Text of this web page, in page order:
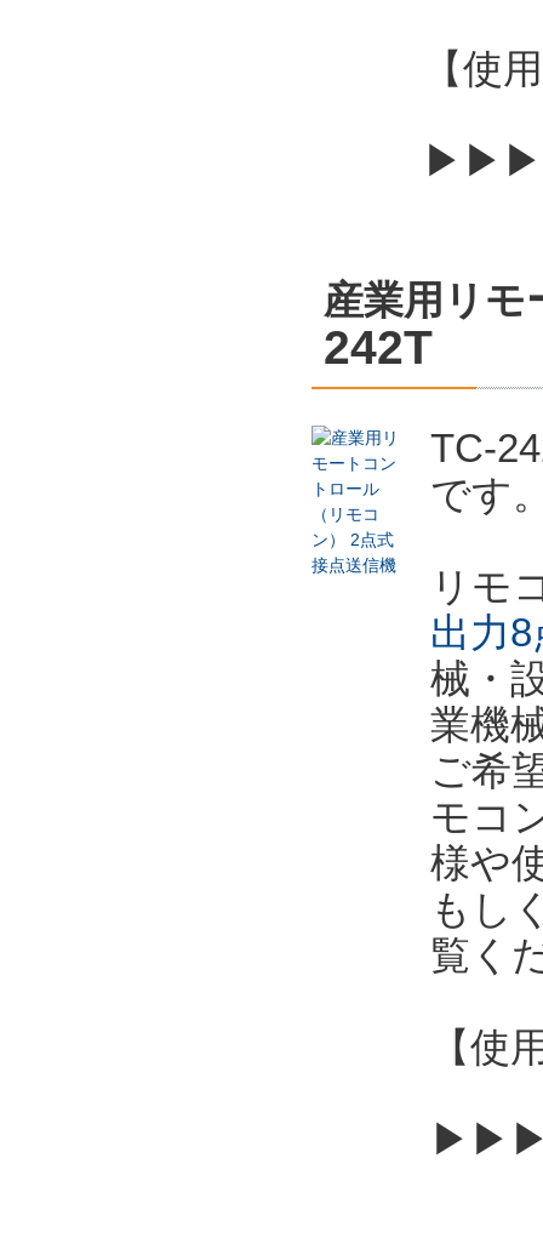
【使
▶▶▶
産業用リモ
242T
TC-
です
リモ
出力
械・
業機
ご希
モコ
様や
もし
覧く
【使